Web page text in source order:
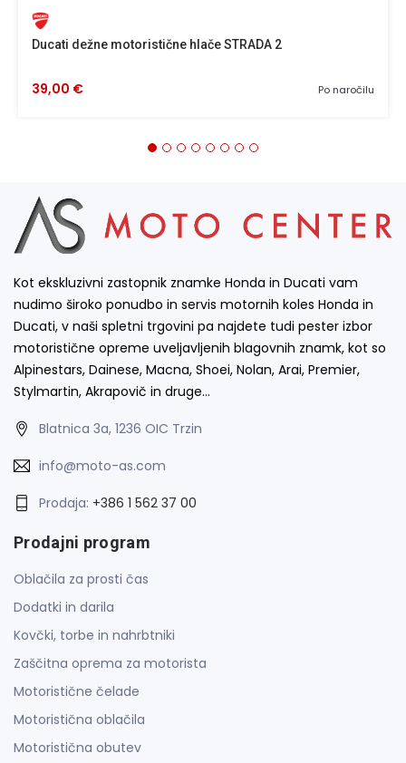
Ducati dežne motoristične hlače STRADA 2
Po naročilu
39,00 €
Kot ekskluzivni zastopnik znamke Honda in Ducati vam
nudimo široko ponudbo in servis motornih koles Honda in
Ducati, v naši spletni trgovini pa najdete tudi pester izbor
motoristične opreme uveljavljenih blagovnih znamk, kot so
Alpinestars, Dainese, Macna, Shoei, Nolan, Arai, Premier,
Stylmartin, Akrapovič in druge…
Blatnica 3a, 1236 OIC Trzin
info@moto-as.com
Prodaja: +386 1 562 37 00
Prodajni program
Oblačila za prosti čas
Dodatki in darila
Kovčki, torbe in nahrbtniki
Zaščitna oprema za motorista
Motoristične čelade
Motoristična oblačila
Motoristična obutev